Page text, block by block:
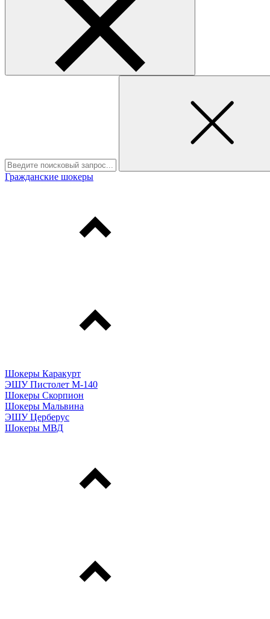
Гражданские шокеры
Шокеры Каракурт
ЭШУ Пистолет М-140
Шокеры Скорпион
Шокеры Мальвина
ЭШУ Церберус
Шокеры МВД